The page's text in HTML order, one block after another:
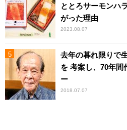
ととろサーモンハ
がった理由
2023.08.07
去年の暮れ限りで
を 考案し、70年間
ー
2018.07.07